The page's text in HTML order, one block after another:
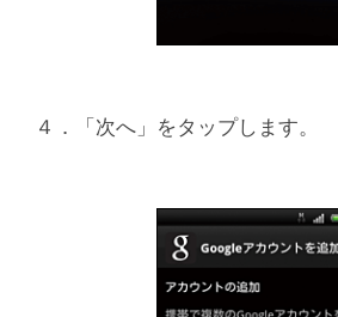
４．「次へ」をタップします。